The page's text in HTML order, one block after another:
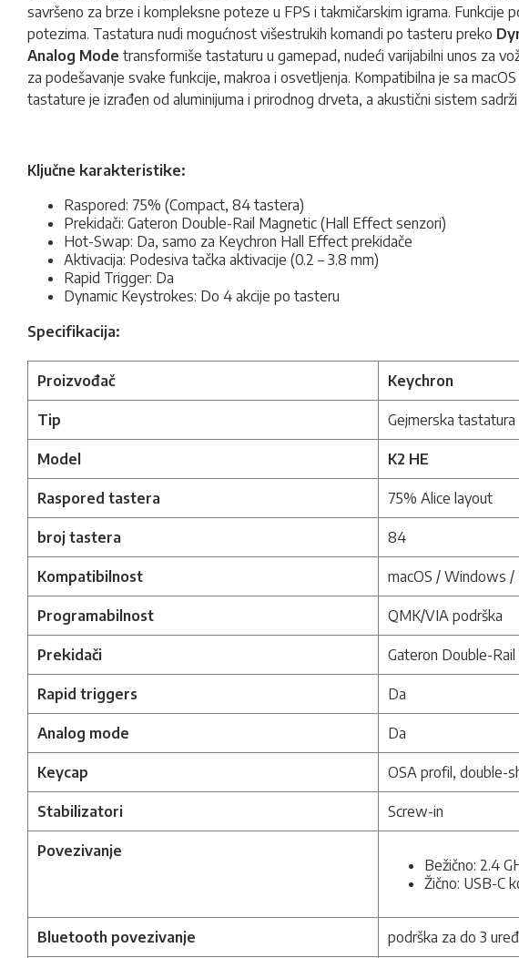
savršeno za brze i kompleksne poteze u FPS i takmičarskim igrama. Funkcije
potezima. Tastatura nudi mogućnost višestrukih komandi po tasteru preko
Analog Mode transformiše tastaturu u gamepad, nudeći varijabilni unos za
za podešavanje svake funkcije, makroa i osvetljenja. Kompatibilna je sa
tastature je izrađen od aluminijuma i prirodnog drveta, a akustični sistem
Ključne karakteristike:
Raspored: 75% (Compact, 84 tastera)
Prekidači: Gateron Double-Rail Magnetic (Hall Effect senzori)
Hot-Swap: Da, samo za Keychron Hall Effect prekidače
Aktivacija: Podesiva tačka aktivacije (0.2 – 3.8 mm)
Rapid Trigger: Da
Dynamic Keystrokes: Do 4 akcije po tasteru
Specifikacija:
Proizvođač Keychron
Tip Gejmerska tastatura
Model K2 HE
Raspored tastera 75% Alice layout
broj tastera 84
Kompatibilnost macOS / Windows /
Programabilnost QMK/VIA podrška
Prekidači Gateron Double-
Rapid triggers Da
Analog mode Da
Keycap OSA profil, double-
Stabilizatori Screw-in
Povezivanje
Bežično: 2.4
Žično: USB-C
Bluetooth povezivanje podrška za do 3